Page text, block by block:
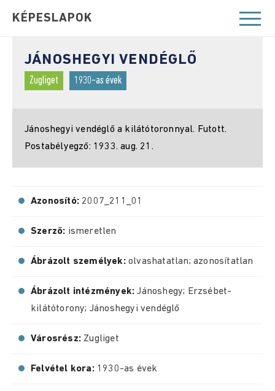
KÉPESLAPOK
JÁNOSHEGYI VENDÉGLŐ
Zugliget 1930-as évek
Jánoshegyi vendéglő a kilátótoronnyal. Futott.
Postabélyegző: 1933. aug. 21.
Azonosító: 2007_211_01
Szerző: ismeretlen
Ábrázolt személyek: olvashatatlan; azonosítatlan
Ábrázolt intézmények:Jánoshegy; Erzsébet-
kilátótorony; Jánoshegyi vendéglő
Városrész: Zugliget
Felvétel kora: 1930-as évek